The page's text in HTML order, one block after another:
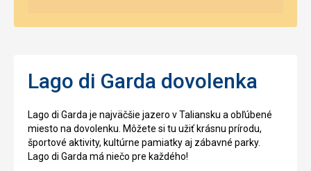
Lago di Garda dovolenka
Lago di Garda je najväčšie jazero v Taliansku a obľúbené
miesto na dovolenku. Môžete si tu užiť krásnu prírodu,
športové aktivity, kultúrne pamiatky aj zábavné parky.
Lago di Garda má niečo pre každého!